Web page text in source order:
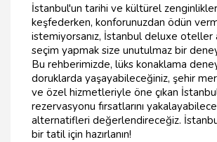
İstanbul'un tarihi ve kültürel
keşfederken, konforunuzdan ödün
istemiyorsanız, İstanbul deluxe oteller
seçim yapmak size unutulmaz bir
Bu rehberimizde, lüks konaklama
doruklarda yaşayabileceğiniz, şehir
ve özel hizmetleriyle öne çıkan
rezervasyonu fırsatlarını
alternatifleri değerlendireceğiz.
bir tatil için hazırlanın!